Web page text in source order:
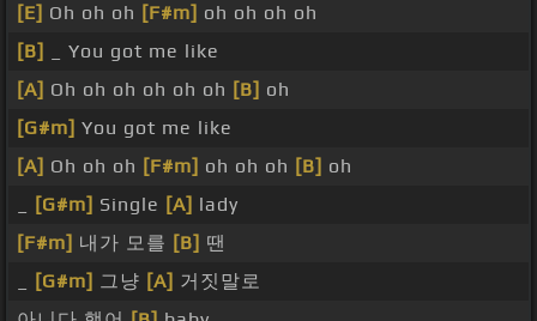
[E] Oh oh oh [F#m] oh oh oh oh
[B]
_ You got me like
[A] Oh oh oh oh oh oh [B] oh
[G#m] You got me like
[A] Oh oh oh [F#m] oh oh oh [B] oh
[G#m] Single [A] lady
[F#m] 내가 모를 [B] 땐
[G#m] 그냥 [A] 거짓말로